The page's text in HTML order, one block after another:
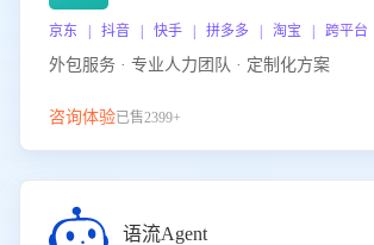
京东 | 抖音 | 快手 | 拼多多 | 淘宝 | 跨平台
外包服务 · 专业人力团队 · 定制化方案
咨询体验已售2399+
语流Agent